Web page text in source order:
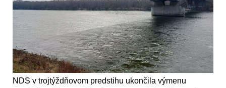
NDS v trojtýždňovom predstihu ukončila výmenu